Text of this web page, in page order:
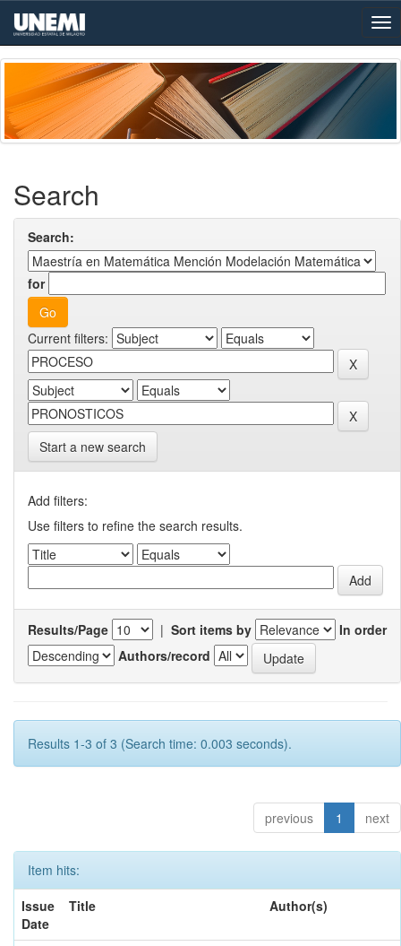
Skip
navigation
Search
Search:
for
Current filters:
Start a new search
Add filters:
Use filters to refine the search results.
Results/Page | Sort items by
In order
Authors/record
Results 1-3 of 3 (Search time: 0.003 seconds).
previous 1 next
Item hits:
Issue
Date
Title Author(s)